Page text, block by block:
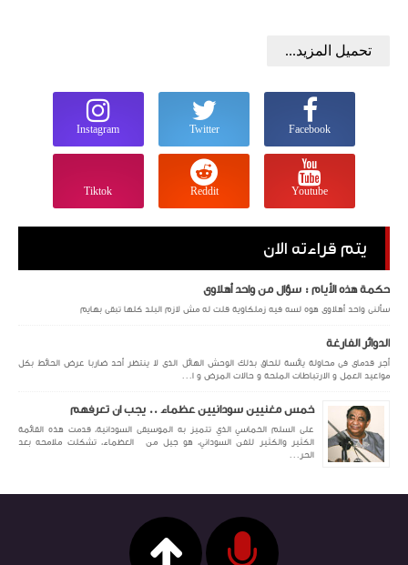
تحميل المزيد...
Facebook
Twitter
Instagram
Youtube
Reddit
Tiktok
يتم قراءته الان
حكمة هذه الأيام : سؤال من واحد أهلاوى
سألنى واحد أهلاوى هوه لسه فيه زملكاوية قلت له مش لازم البلد كلها تبقى بهايم
الدوائر الفارغة
أجر قدماى فى محاولة يائسة للحاق بذلك الوحش الهائل الذى لا ينتظر أحد ضاربا عرض الحائط بكل
مواعيد العمل و الارتباطات الملحة و حالات المرض و ا...
خمس مغنيين سودانيين عظماء .. يجب ان تعرفهم
على السلم الخماسي الذي تتميز به الموسيقى السودانية، قدمت هذه القائمة
الكثير والكثير للفن السوداني، هو جيل من العظماء، تشكلت ملامحه بعد
الحر...